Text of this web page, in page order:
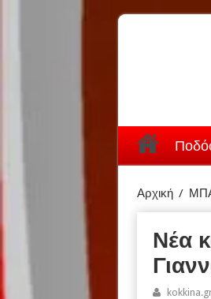
Αρχική /
Νέα